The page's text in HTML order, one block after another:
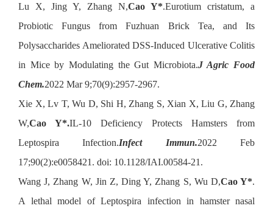
Lu X, Jing Y, Zhang N,Cao Y*.Eurotium cristatum, a
Probiotic Fungus from Fuzhuan Brick Tea, and Its
Polysaccharides Ameliorated DSS-Induced Ulcerative Colitis
in Mice by Modulating the Gut Microbiota.J Agric Food
Chem.2022 Mar 9;70(9):2957-2967.
Xie X, Lv T, Wu D, Shi H, Zhang S, Xian X, Liu G, Zhang
W,Cao Y*.IL-10 Deficiency Protects Hamsters from
Leptospira Infection.Infect Immun.2022 Feb
17;90(2):e0058421. doi: 10.1128/IAI.00584-21.
Wang J, Zhang W, Jin Z, Ding Y, Zhang S, Wu D,Cao Y*.
A lethal model of Leptospira infection in hamster nasal